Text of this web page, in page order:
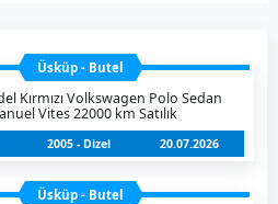
Üsküp - Butel
Kırmızı Volkswagen Polo Sedan
Vites 22000 km Satılık
2005 - Dizel 20.07.2026
Üsküp - Butel